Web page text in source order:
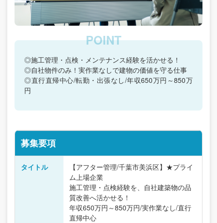
◎施工管理・点検・メンテナンス経験を活かせる！
◎自社物件のみ！実作業なしで建物の価値を守る仕事
◎直行直帰中心/転勤・出張なし/年収650万円～850万
円
募集要項
タイトル
【アフター管理/千葉市美浜区】★プライ
ム上場企業
施工管理・点検経験を、自社建築物の品
質改善へ活かせる！
年収650万円～850万円/実作業なし/直行
直帰中心